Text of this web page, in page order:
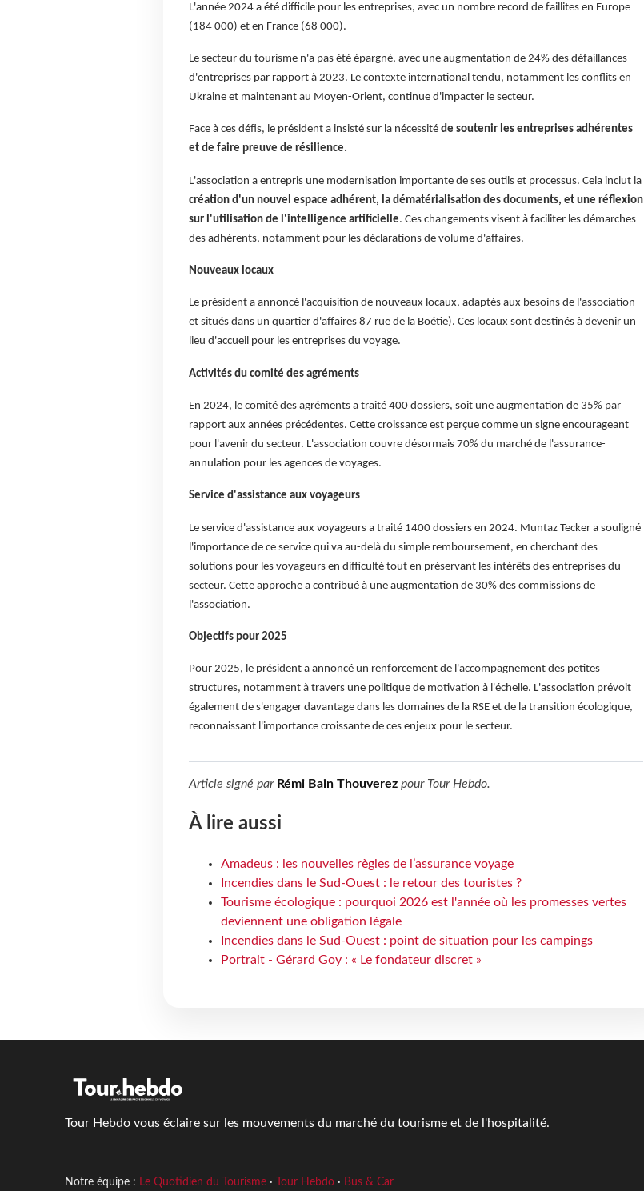
L'année 2024 a été difficile pour les entreprises, avec un nombre record de faillites en Europe
(184 000) et en France (68 000).
Le secteur du tourisme n'a pas été épargné, avec une augmentation de 24% des défaillances
d'entreprises par rapport à 2023. Le contexte international tendu, notamment les conflits en
Ukraine et maintenant au Moyen-Orient, continue d'impacter le secteur.
Face à ces défis, le président a insisté sur la nécessité de soutenir les entreprises adhérentes
et de faire preuve de résilience.
L'association a entrepris une modernisation importante de ses outils et processus. Cela inclut la
création d'un nouvel espace adhérent, la dématérialisation des documents, et une réflexion
sur l'utilisation de l'intelligence artificielle. Ces changements visent à faciliter les démarches
des adhérents, notamment pour les déclarations de volume d'affaires.
Nouveaux locaux
Le président a annoncé l'acquisition de nouveaux locaux, adaptés aux besoins de l'association
et situés dans un quartier d'affaires 87 rue de la Boétie). Ces locaux sont destinés à devenir un
lieu d'accueil pour les entreprises du voyage.
Activités du comité des agréments
En 2024, le comité des agréments a traité 400 dossiers, soit une augmentation de 35% par
rapport aux années précédentes. Cette croissance est perçue comme un signe encourageant
pour l'avenir du secteur. L'association couvre désormais 70% du marché de l'assurance-
annulation pour les agences de voyages.
Service d'assistance aux voyageurs
Le service d'assistance aux voyageurs a traité 1400 dossiers en 2024. Muntaz Tecker a souligné
l'importance de ce service qui va au-delà du simple remboursement, en cherchant des
solutions pour les voyageurs en difficulté tout en préservant les intérêts des entreprises du
secteur. Cette approche a contribué à une augmentation de 30% des commissions de
l'association.
Objectifs pour 2025
Pour 2025, le président a annoncé un renforcement de l'accompagnement des petites
structures, notamment à travers une politique de motivation à l'échelle. L'association prévoit
également de s'engager davantage dans les domaines de la RSE et de la transition écologique,
reconnaissant l'importance croissante de ces enjeux pour le secteur.
Article signé par Rémi Bain Thouverezpour Tour Hebdo.
À lire aussi
Amadeus : les nouvelles règles de l’assurance voyage
Incendies dans le Sud-Ouest : le retour des touristes ?
Tourisme écologique : pourquoi 2026 est l'année où les promesses vertes
deviennent une obligation légale
Incendies dans le Sud-Ouest : point de situation pour les campings
Portrait - Gérard Goy : « Le fondateur discret »
Tour Hebdo vous éclaire sur les mouvements du marché du tourisme et de l'hospitalité.
Notre équipe : Le Quotidien du Tourisme· Tour Hebdo· Bus & Car